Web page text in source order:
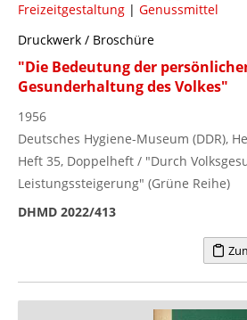
Freizeitgestaltung | Genussmittel
Druckwerk / Broschüre
"Die Bedeutung der
Gesunderhaltung des Volkes"
1956
Deutsches Hygiene-Museum (DDR),
Heft 35, Doppelheft / "Durch
Leistungssteigerung" (Grüne Reihe)
DHMD 2022/413